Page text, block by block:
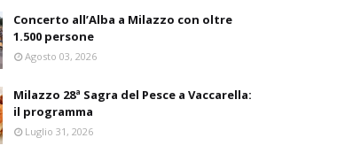
Concerto all’Alba a Milazzo con oltre
1.500 persone
Agosto 03, 2026
Milazzo 28ª Sagra del Pesce a Vaccarella:
il programma
Luglio 31, 2026